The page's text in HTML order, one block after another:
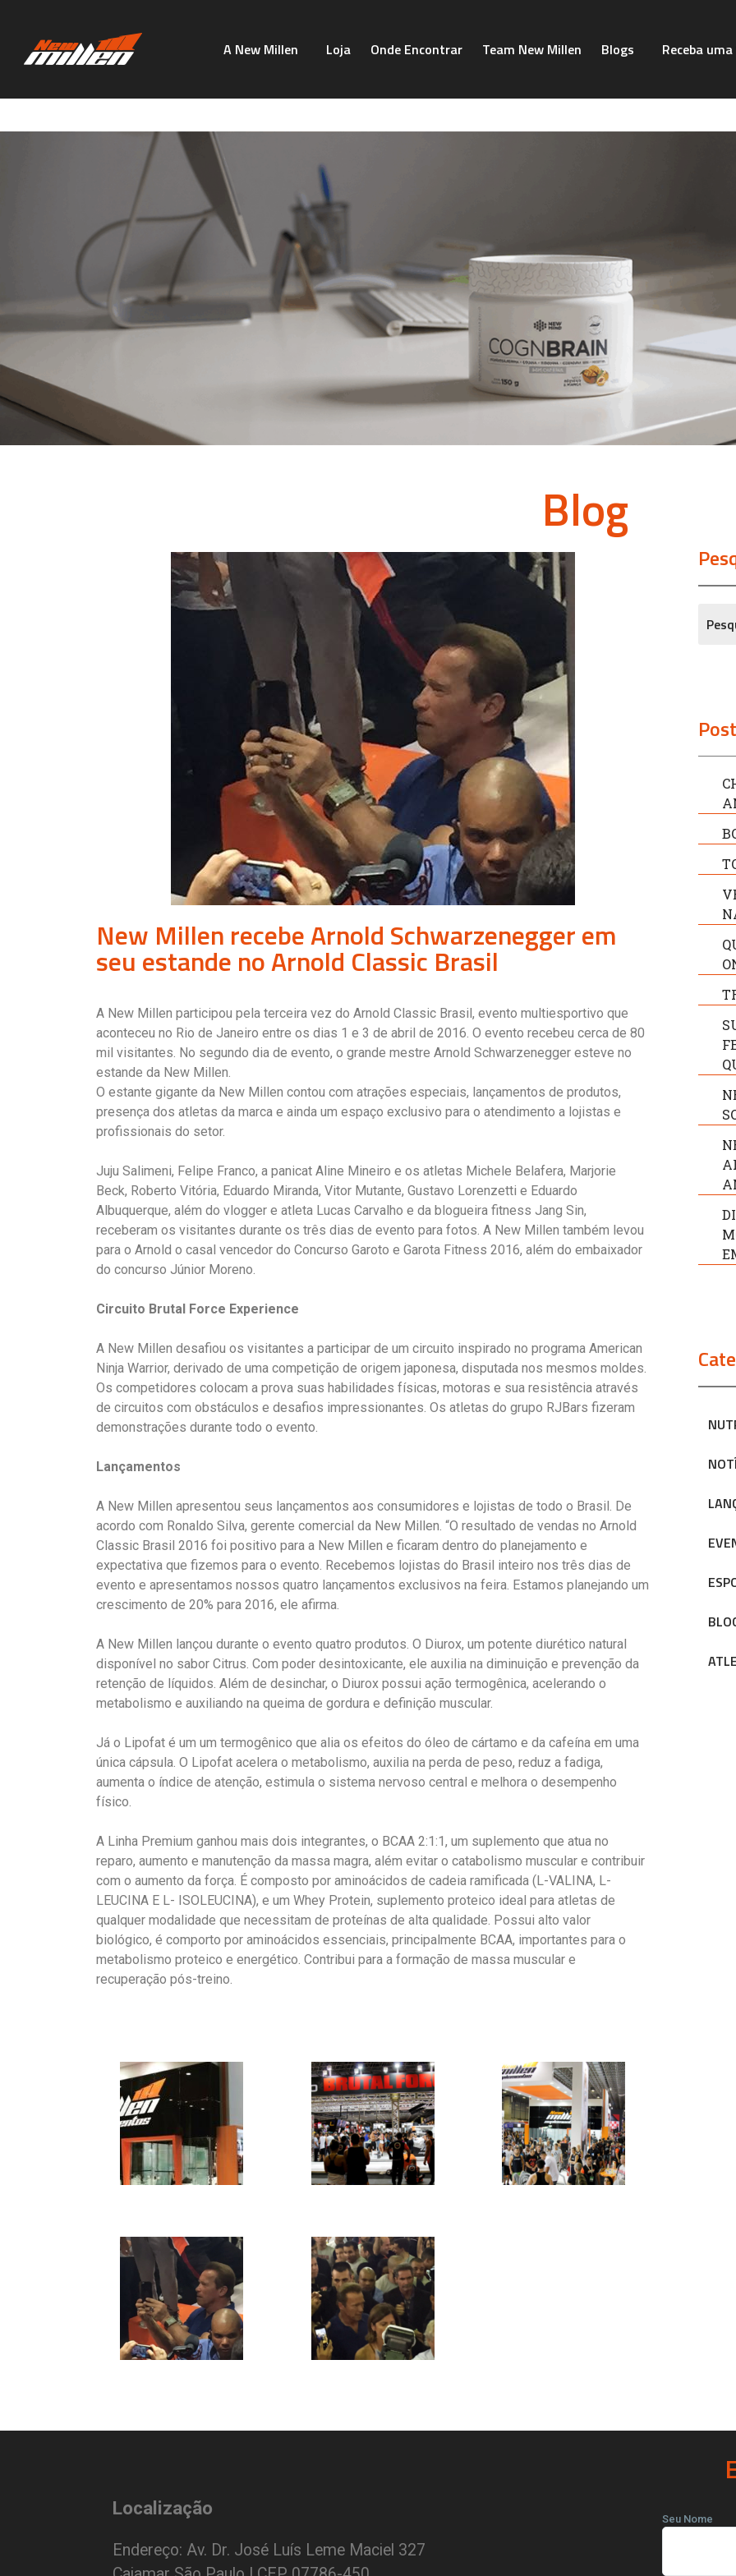
A New Millen Loja Onde Encontrar Team New Millen Blogs Receba
Blog
New Millen recebe Arnold Schwarzenegger em
seu estande no Arnold Classic Brasil
A New Millen participou pela terceira vez do Arnold Classic Brasil, evento multiesportivo que
aconteceu no Rio de Janeiro entre os dias 1 e 3 de abril de 2016. O evento recebeu cerca de 80
mil visitantes. No segundo dia de evento, o grande mestre Arnold Schwarzenegger esteve no
estande da New Millen.
O estante gigante da New Millen contou com atrações especiais, lançamentos de produtos,
presença dos atletas da marca e ainda um espaço exclusivo para o atendimento a lojistas e
profissionais do setor.
Juju Salimeni, Felipe Franco, a panicat Aline Mineiro e os atletas Michele Belafera, Marjorie
Beck, Roberto Vitória, Eduardo Miranda, Vitor Mutante, Gustavo Lorenzetti e Eduardo
Albuquerque, além do vlogger e atleta Lucas Carvalho e da blogueira fitness Jang Sin,
receberam os visitantes durante os três dias de evento para fotos. A New Millen também levou
para o Arnold o casal vencedor do Concurso Garoto e Garota Fitness 2016, além do embaixador
do concurso Júnior Moreno.
Circuito Brutal Force Experience
A New Millen desafiou os visitantes a participar de um circuito inspirado no programa American
Ninja Warrior, derivado de uma competição de origem japonesa, disputada nos mesmos moldes.
Os competidores colocam a prova suas habilidades físicas, motoras e sua resistência através
de circuitos com obstáculos e desafios impressionantes. Os atletas do grupo RJBars fizeram
demonstrações durante todo o evento.
Lançamentos
A New Millen apresentou seus lançamentos aos consumidores e lojistas de todo o Brasil. De
acordo com Ronaldo Silva, gerente comercial da New Millen. “O resultado de vendas no Arnold
Classic Brasil 2016 foi positivo para a New Millen e ficaram dentro do planejamento e
expectativa que fizemos para o evento. Recebemos lojistas do Brasil inteiro nos três dias de
evento e apresentamos nossos quatro lançamentos exclusivos na feira. Estamos planejando um
crescimento de 20% para 2016, ele afirma.
A New Millen lançou durante o evento quatro produtos. O Diurox, um potente diurético natural
disponível no sabor Citrus. Com poder desintoxicante, ele auxilia na diminuição e prevenção da
retenção de líquidos. Além de desinchar, o Diurox possui ação termogênica, acelerando o
metabolismo e auxiliando na queima de gordura e definição muscular.
Já o Lipofat é um um termogênico que alia os efeitos do óleo de cártamo e da cafeína em uma
única cápsula. O Lipofat acelera o metabolismo, auxilia na perda de peso, reduz a fadiga,
aumenta o índice de atenção, estimula o sistema nervoso central e melhora o desempenho
físico.
A Linha Premium ganhou mais dois integrantes, o BCAA 2:1:1, um suplemento que atua no
reparo, aumento e manutenção da massa magra, além evitar o catabolismo muscular e contribuir
com o aumento da força. É composto por aminoácidos de cadeia ramificada (L-VALINA, L-
LEUCINA E L- ISOLEUCINA), e um Whey Protein, suplemento proteico ideal para atletas de
qualquer modalidade que necessitam de proteínas de alta qualidade. Possui alto valor
biológico, é comporto por aminoácidos essenciais, principalmente BCAA, importantes para o
metabolismo proteico e energético. Contribui para a formação de massa muscular e
recuperação pós-treino.
Localização
Endereço: Av. Dr. José Luís Leme Maciel 327
Seu Nome